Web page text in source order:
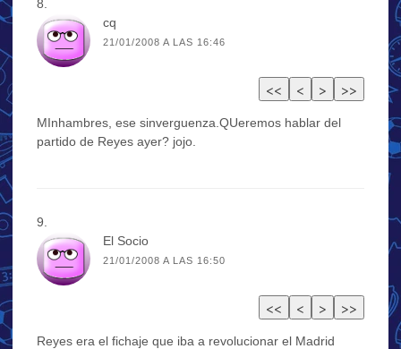
cq
21/01/2008 A LAS 16:46
MInhambres, ese sinverguenza.QUeremos hablar del
partido de Reyes ayer? jojo.
El Socio
21/01/2008 A LAS 16:50
Reyes era el fichaje que iba a revolucionar el Madrid